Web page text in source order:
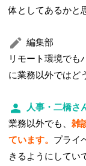
体としてあるかと
編集部
リモート環境でも
に業務以外ではど
人事・二橋さ
業務以外でも、雑
ています。 プライ
きるようにしてい